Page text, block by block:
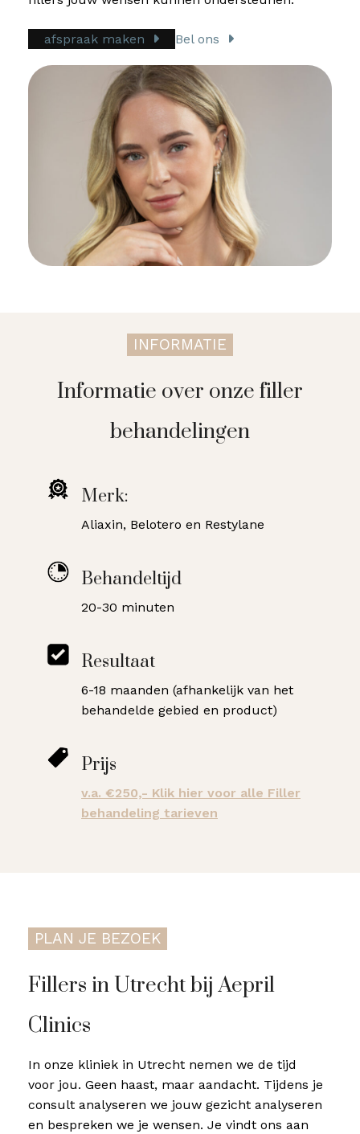
afspraak maken Bel ons
INFORMATIE
Informatie over onze filler
behandelingen
Merk:
Aliaxin, Belotero en Restylane
Behandeltijd
20-30 minuten
Resultaat
6-18 maanden (afhankelijk van het
behandelde gebied en product)
Prijs
v.a. €250,- Klik hier voor alle Filler
behandeling tarieven
PLAN JE BEZOEK
Fillers in Utrecht bij Aepril
Clinics
In onze kliniek in Utrecht nemen we de tijd
voor jou. Geen haast, maar aandacht. Tijdens je
consult analyseren we jouw gezicht analyseren
en bespreken we je wensen. Je vindt ons aan